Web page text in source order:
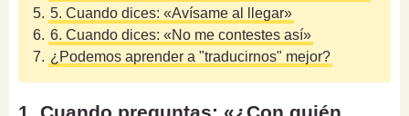
5. 5. Cuando dices: «Avísame al llegar»
6. 6. Cuando dices: «No me contestes así»
7. ¿Podemos aprender a "traducirnos" mejor?
1. Cuando preguntas: «¿Con quién